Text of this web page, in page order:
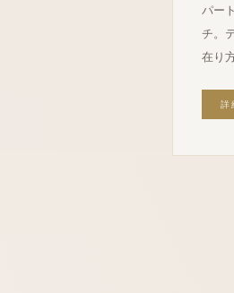
パー
チ。
在り